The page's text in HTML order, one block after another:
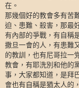
在。
那幾個好的教會多有苦
迫、患難、殺害，那最
有內部的爭戰，有自稱
撒旦一會的人，有患難
的教訓，也有尼哥拉一
教會，有耶洗別和他的
事，大家都知道，是拜
會也有自稱是猶太人的